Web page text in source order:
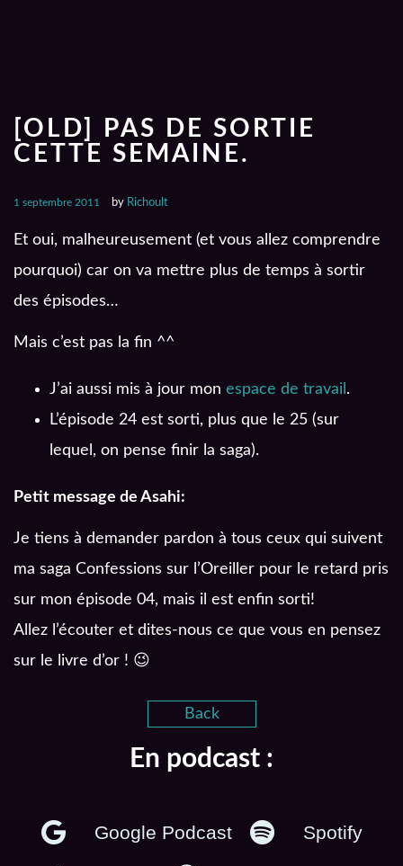
[OLD] PAS DE SORTIE
CETTE SEMAINE.
1 septembre 2011 by Richoult
Et oui, malheureusement (et vous allez comprendre
pourquoi) car on va mettre plus de temps à sortir
des épisodes…
Mais c’est pas la fin ^^
J’ai aussi mis à jour mon espace de travail .
L’épisode 24 est sorti, plus que le 25 (sur
lequel, on pense finir la saga).
Petit message de Asahi:
Je tiens à demander pardon à tous ceux qui suivent
ma saga Confessions sur l’Oreiller pour le retard pris
sur mon épisode 04, mais il est enfin sorti!
Allez l’écouter et dites-nous ce que vous en pensez
sur le livre d’or ! 😉
Back
En podcast :
Google Podcast Spotify